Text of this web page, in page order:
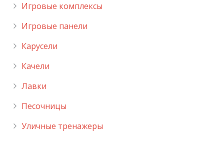
Игровые комплексы
Игровые панели
Карусели
Качели
Лавки
Песочницы
Уличные тренажеры